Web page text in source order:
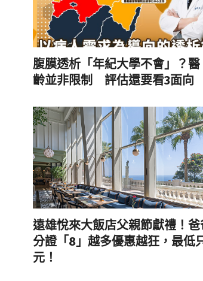
腹膜透析「年紀大學不會」？醫
齡並非限制 評估還要看3面向
遠雄悅來大飯店父親節獻禮！爸
分證「8」越多優惠越狂，最低
元！